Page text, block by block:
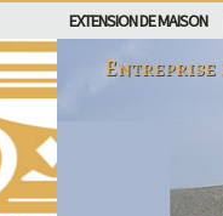
EXTENSION DE MAISON
Entreprise